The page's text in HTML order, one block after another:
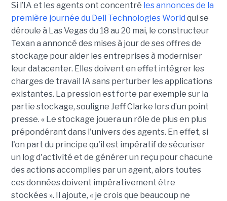
Si l’IA et les agents ont concentré les annonces de la
première journée du Dell Technologies World qui se
déroule à Las Vegas du 18 au 20 mai, le constructeur
Texan a annoncé des mises à jour de ses offres de
stockage pour aider les entreprises à moderniser
leur datacenter. Elles doivent en effet intégrer les
charges de travail IA sans perturber les applications
existantes. La pression est forte par exemple sur la
partie stockage, souligne Jeff Clarke lors d’un point
presse. « Le stockage jouera un rôle de plus en plus
prépondérant dans l'univers des agents. En effet, si
l'on part du principe qu'il est impératif de sécuriser
un log d'activité et de générer un reçu pour chacune
des actions accomplies par un agent, alors toutes
ces données doivent impérativement être
stockées ». Il ajoute, « je crois que beaucoup ne